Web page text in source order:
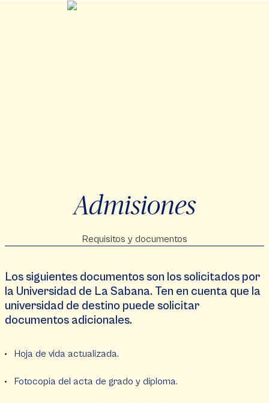
Admisiones
Requisitos y documentos
Los siguientes documentos son los solicitados por
la Universidad de La Sabana. Ten en cuenta que la
universidad de destino puede solicitar
documentos adicionales.
Hoja de vida actualizada.
Fotocopia del acta de grado y diploma.